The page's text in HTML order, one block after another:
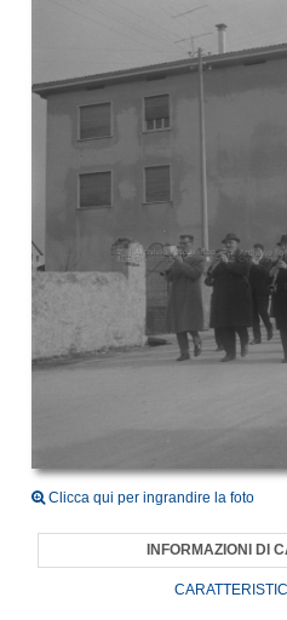
Clicca qui per ingrandire la foto
INFORMAZIONI DI